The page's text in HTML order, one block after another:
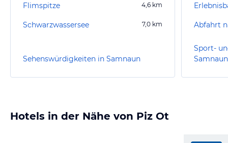
Flimspitze 4,6 km
Schwarzwassersee 7,0 km
Sehenswürdigkeiten in Samnaun
Abfahrt
Sport-
Samnaun
Hotels in der Nähe von Piz Ot